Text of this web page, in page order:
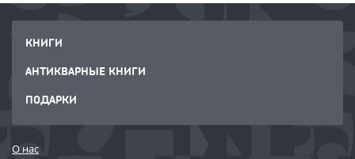
КНИГИ
АНТИКВАРНЫЕ КНИГИ
ПОДАРКИ
О нас